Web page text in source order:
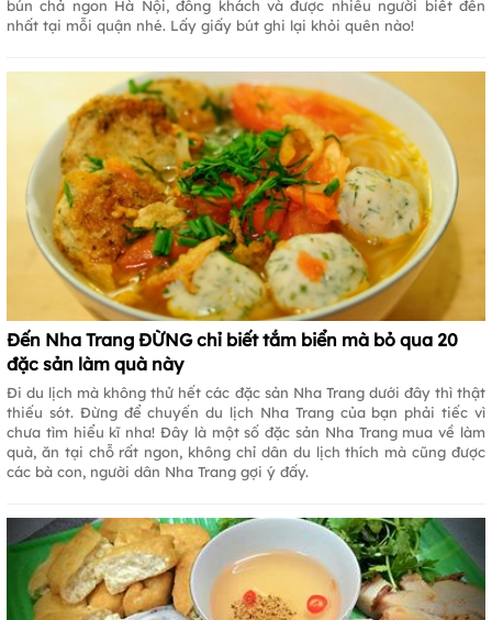
bún chả ngon Hà Nội, đông khách và được nhiều người biết đến
nhất tại mỗi quận nhé. Lấy giấy bút ghi lại khỏi quên nào!
Đến Nha Trang ĐỪNG chỉ biết tắm biển mà bỏ qua 20
đặc sản làm quà này
Đi du lịch mà không thử hết các đặc sản Nha Trang dưới đây thì thật
thiếu sót. Đừng để chuyến du lịch Nha Trang của bạn phải tiếc vì
chưa tìm hiểu kĩ nha! Đây là một số đặc sản Nha Trang mua về làm
quà, ăn tại chỗ rất ngon, không chỉ dân du lịch thích mà cũng được
các bà con, người dân Nha Trang gợi ý đấy.